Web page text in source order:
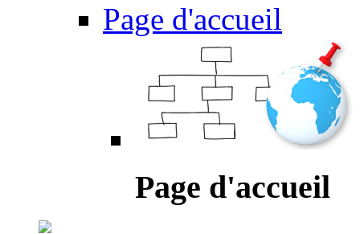
Page d'accueil
Page d'accueil